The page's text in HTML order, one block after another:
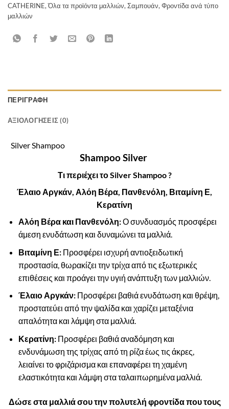
CATHERINE,Όλα τα προϊόντα μαλλιών, Σαμπουάν, Φροντίδα ανά τύπο
μαλλιών
ΠΕΡΙΓΡΑΦΉ
ΑΞΙΟΛΟΓΉΣΕΙΣ (0)
Silver Shampoo
ShampooSilver
Τι περιέχει το Silver Shampoo ?
Έλαιο Αργκάν, Αλόη Βέρα, Πανθενόλη, Βιταμίνη Ε,
Κερατίνη
Αλόη Βέρα και Πανθενόλη:Ο συνδυασμός προσφέρει
άμεση ενυδάτωση και δυναμώνει τα μαλλιά.
Βιταμίνη Ε:Προσφέρει ισχυρή αντιοξειδωτική
προστασία, θωρακίζει την τρίχα από τις εξωτερικές
επιθέσεις και προάγει την υγιή ανάπτυξη των μαλλιών.
Έλαιο Αργκάν:Προσφέρει βαθιά ενυδάτωση και θρέψη,
προστατεύει από την ψαλίδα και χαρίζει μεταξένια
απαλότητα και λάμψη στα μαλλιά.
Κερατίνη:Προσφέρει βαθιά αναδόμηση και
ενδυνάμωση της τρίχας από τη ρίζα έως τις άκρες,
λειαίνει το φριζάρισμα και επαναφέρει τη χαμένη
ελαστικότητα και λάμψη στα ταλαιπωρημένα μαλλιά.
Δώσε στα μαλλιά σου την πολυτελή φροντίδα που τους